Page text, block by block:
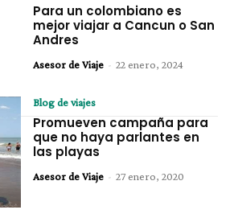
Para un colombiano es
mejor viajar a Cancun o San
Andres
Asesor de Viaje - 22 enero, 2024
Blog de viajes
Promueven campaña para
que no haya parlantes en
las playas
Asesor de Viaje - 27 enero, 2020